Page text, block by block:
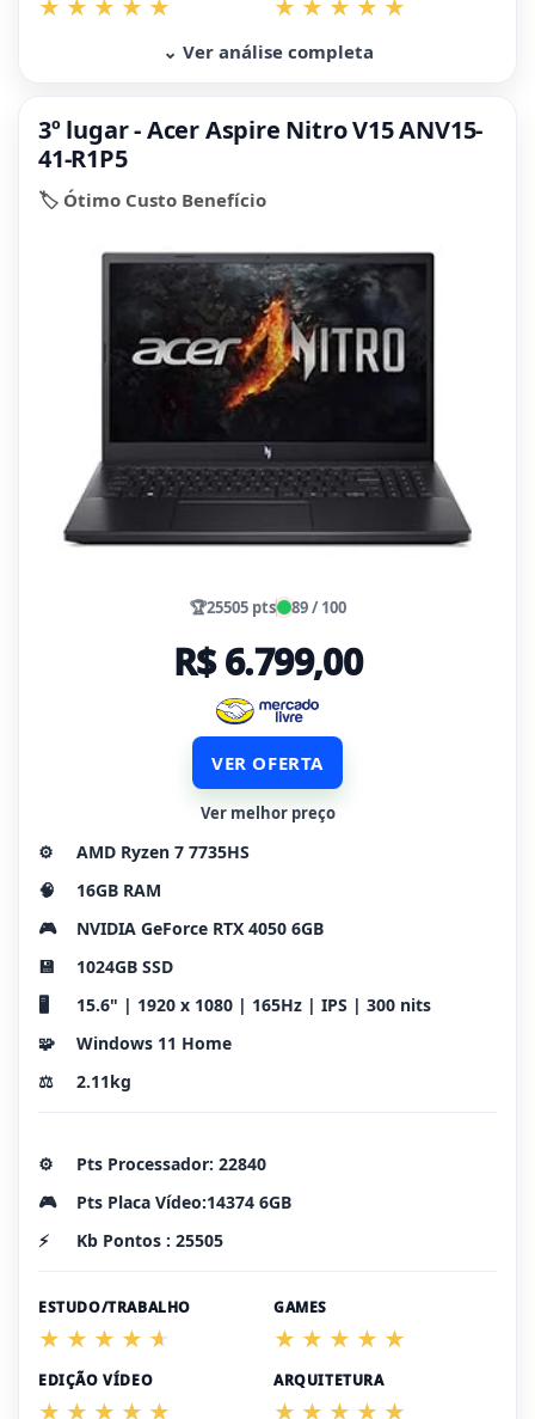
⌄ Ver análise completa
3º lugar - Acer Aspire Nitro V15 ANV15-
41-R1P5
🏷️ Ótimo Custo Benefício
🏆25505 pts 89 / 100
R$ 6.799,00
VER OFERTA
Ver melhor preço
⚙️
AMD Ryzen 7 7735HS
🧠
16GB RAM
🎮
NVIDIA GeForce RTX 4050 6GB
💾
1024GB SSD
🖥️
15.6" | 1920 x 1080 | 165Hz | IPS | 300 nits
🧩
Windows 11 Home
⚖️
2.11kg
⚙️
Pts Processador: 22840
🎮
Pts Placa Vídeo:14374 6GB
⚡
Kb Pontos : 25505
ESTUDO/TRABALHO GAMES
EDIÇÃO VÍDEO ARQUITETURA